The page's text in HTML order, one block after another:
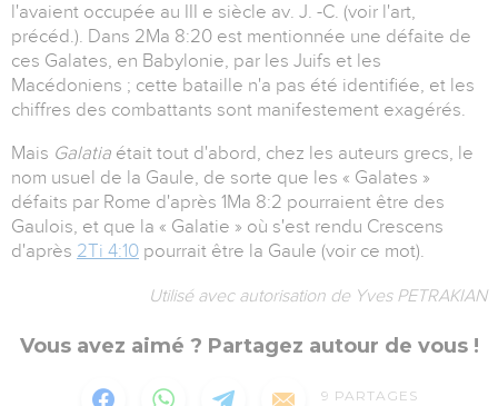
l'avaient occupée au III e siècle av. J. -C. (voir l'art,
précéd.). Dans 2Ma 8:20 est mentionnée une défaite de
ces Galates, en Babylonie, par les Juifs et les
Macédoniens ; cette bataille n'a pas été identifiée, et les
chiffres des combattants sont manifestement exagérés.
Mais Galatia était tout d'abord, chez les auteurs grecs, le
nom usuel de la Gaule, de sorte que les « Galates »
défaits par Rome d'après 1Ma 8:2 pourraient être des
Gaulois, et que la « Galatie » où s'est rendu Crescens
d'après 2Ti 4:10 pourrait être la Gaule (voir ce mot).
Utilisé avec autorisation de Yves PETRAKIAN
Vous avez aimé ? Partagez autour de vous !
9 PARTAGES